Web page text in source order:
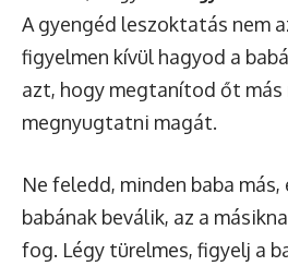
A gyengéd leszoktatás nem
figyelmen kívül hagyod a
azt, hogy megtanítod őt más
megnyugtatni magát.
Ne feledd, minden baba más,
babának beválik, az a
fog. Légy türelmes, figyelj a